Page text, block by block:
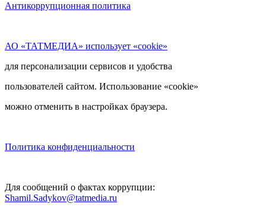
Антикоррупционная политика
АО «ТАТМЕДИА» использует «cookie»
для персонализации сервисов и удобства
пользователей сайтом. Использование «cookie»
можно отменить в настройках браузера.
Политика конфиденциальности
Для сообщений о фактах коррупции:
Shamil.Sadykov@tatmedia.ru